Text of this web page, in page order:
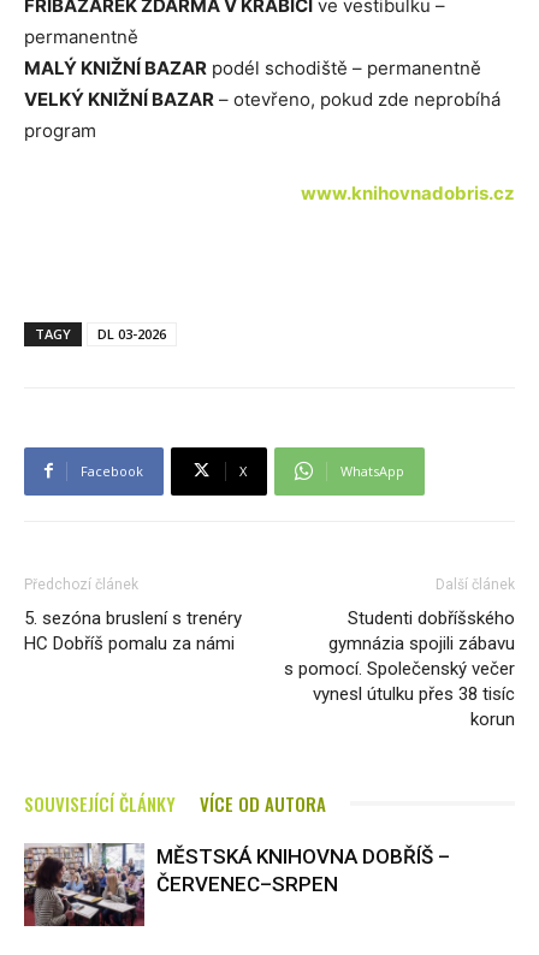
FRÍBAZÁREK ZDARMA V KRABICI ve vestibulku –
permanentně
MALÝ KNIŽNÍ BAZAR podél schodiště – permanentně
VELKÝ KNIŽNÍ BAZAR – otevřeno, pokud zde neprobíhá
program
www.knihovnadobris.cz
TAGY DL 03-2026
Facebook X WhatsApp
Předchozí článek
5. sezóna bruslení s trenéry
HC Dobříš pomalu za námi
Další článek
Studenti dobříšského
gymnázia spojili zábavu
s pomocí. Společenský večer
vynesl útulku přes 38 tisíc
korun
SOUVISEJÍCÍ ČLÁNKY VÍCE OD AUTORA
MĚSTSKÁ KNIHOVNA DOBŘÍŠ –
ČERVENEC–SRPEN